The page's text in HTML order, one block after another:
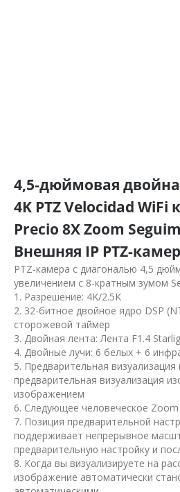
4,5-дюймовая
4K PTZ Velocidad WiFi
Precio 8X Zoom
Внешняя IP PTZ-
PTZ-камера с диагональю 4,5
увеличением с 8-кратным зумом
1. Разрешение: 4K/2.5K
2. 32-битное двойное ядро DSP
сторожевой таймер
3. Двойная лента: Лента F1.4
4. Двойные лучи: 6 белых + 6
5. Предварительная визуализация
предварительная визуализация
изображением
6. Следующее человеческое Zoom
7. Позиция предварительной
поддерживает непрерывное
предварительную настройку и
8. Когда вы визуализируете на
изображение автоматически